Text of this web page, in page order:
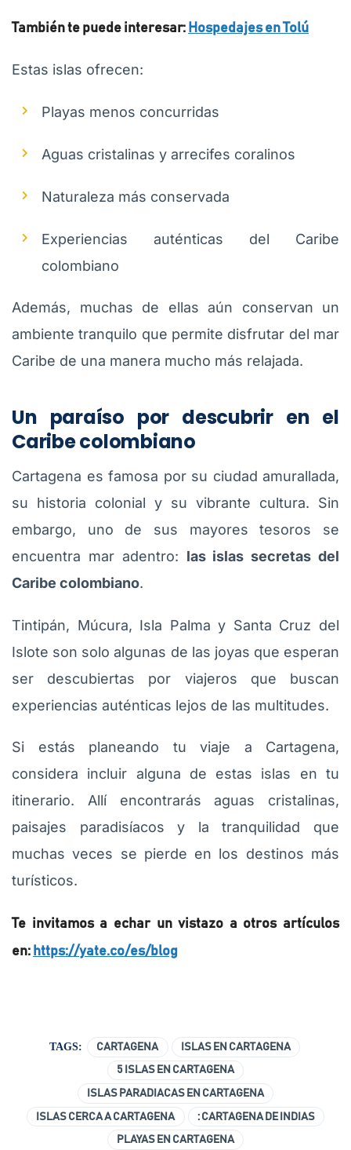
También te puede interesar: Hospedajes en Tolú
Estas islas ofrecen:
Playas menos concurridas
Aguas cristalinas y arrecifes coralinos
Naturaleza más conservada
Experiencias auténticas del Caribe
colombiano
Además, muchas de ellas aún conservan un
ambiente tranquilo que permite disfrutar del mar
Caribe de una manera mucho más relajada.
Un paraíso por descubrir en el
Caribe colombiano
Cartagena es famosa por su ciudad amurallada,
su historia colonial y su vibrante cultura. Sin
embargo, uno de sus mayores tesoros se
encuentra mar adentro: las islas secretas del
Caribe colombiano.
Tintipán, Múcura, Isla Palma y Santa Cruz del
Islote son solo algunas de las joyas que esperan
ser descubiertas por viajeros que buscan
experiencias auténticas lejos de las multitudes.
Si estás planeando tu viaje a Cartagena,
considera incluir alguna de estas islas en tu
itinerario. Allí encontrarás aguas cristalinas,
paisajes paradisíacos y la tranquilidad que
muchas veces se pierde en los destinos más
turísticos.
Te invitamos a echar un vistazo a otros artículos
en: https://yate.co/es/blog
TAGS: CARTAGENA ISLAS EN CARTAGENA
5 ISLAS EN CARTAGENA
ISLAS PARADIACAS EN CARTAGENA
ISLAS CERCA A CARTAGENA : CARTAGENA DE INDIAS
PLAYAS EN CARTAGENA